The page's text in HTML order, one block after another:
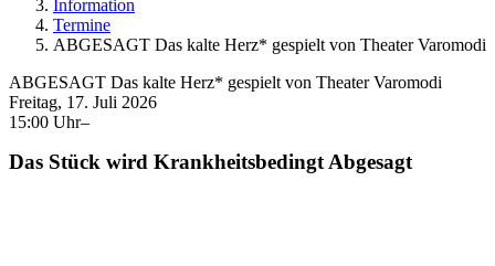
Information
Termine
ABGESAGT Das kalte Herz* gespielt von Theater Varomodi
ABGESAGT Das kalte Herz* gespielt von Theater Varomodi
Freitag, 17. Juli 2026
15:00 Uhr–
Das Stück wird Krankheitsbedingt Abgesagt